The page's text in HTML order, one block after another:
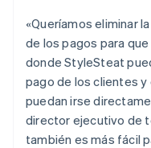
«Queríamos eliminar
de los pagos para
donde StyleSteat
pago de los clientes
puedan irse
director ejecutivo de
también es más fácil